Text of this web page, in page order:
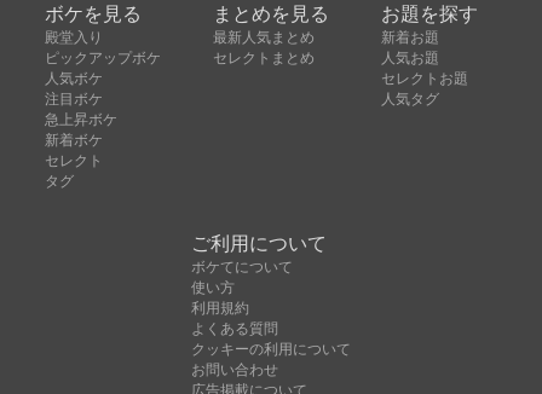
ボケを見る
殿堂入り
ピックアップボケ
人気ボケ
注目ボケ
急上昇ボケ
新着ボケ
セレクト
タグ
まとめを見る
最新人気まとめ
セレクトまとめ
お題を探す
新着お題
人気お題
セレクトお題
人気タグ
ご利用について
ボケてについて
使い方
利用規約
よくある質問
クッキーの利用について
お問い合わせ
広告掲載について